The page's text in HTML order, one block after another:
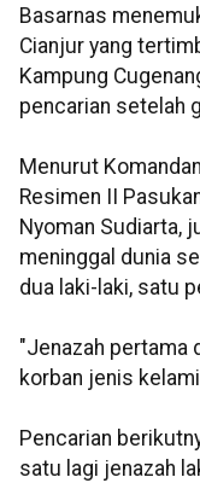
Basarnas
Cianjur yang
Kampung
pencarian setelah
Menurut
Resimen II
Nyoman Sudiarta,
meninggal dunia
dua laki-laki, satu
"Jenazah pertama
korban jenis
Pencarian
satu lagi jenazah